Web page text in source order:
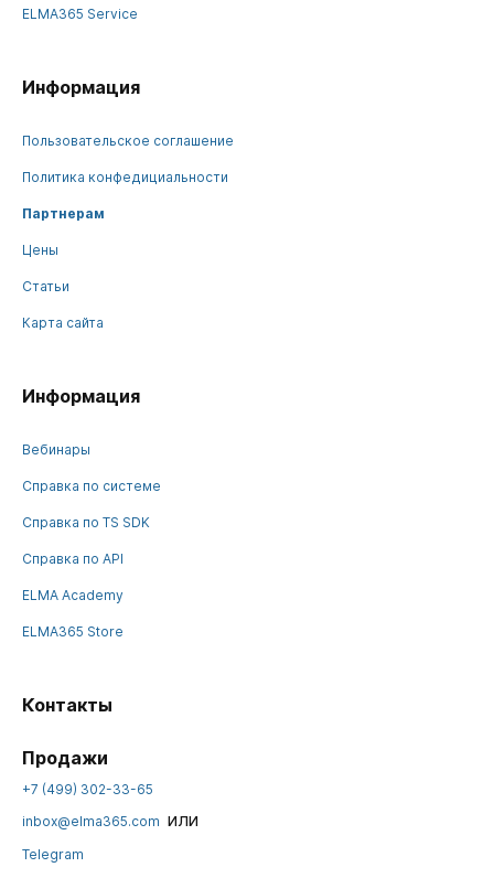
ELMA365 Service
Информация
Пользовательское соглашение
Политика конфедициальности
Партнерам
Цены
Статьи
Карта сайта
Информация
Вебинары
Справка по системе
Справка по TS SDK
Справка по API
ELMA Academy
ELMA365 Store
Контакты
Продажи
+7 (499) 302-33-65
inbox@elma365.com или
Telegram